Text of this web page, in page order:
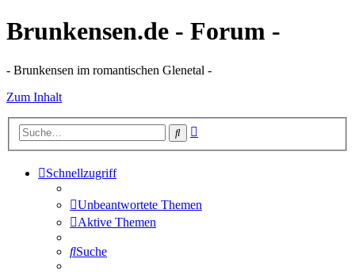
Brunkensen.de - Forum -
- Brunkensen im romantischen Glenetal -
Zum Inhalt
Suche
Schnellzugriff
Unbeantwortete Themen
Aktive Themen
Suche